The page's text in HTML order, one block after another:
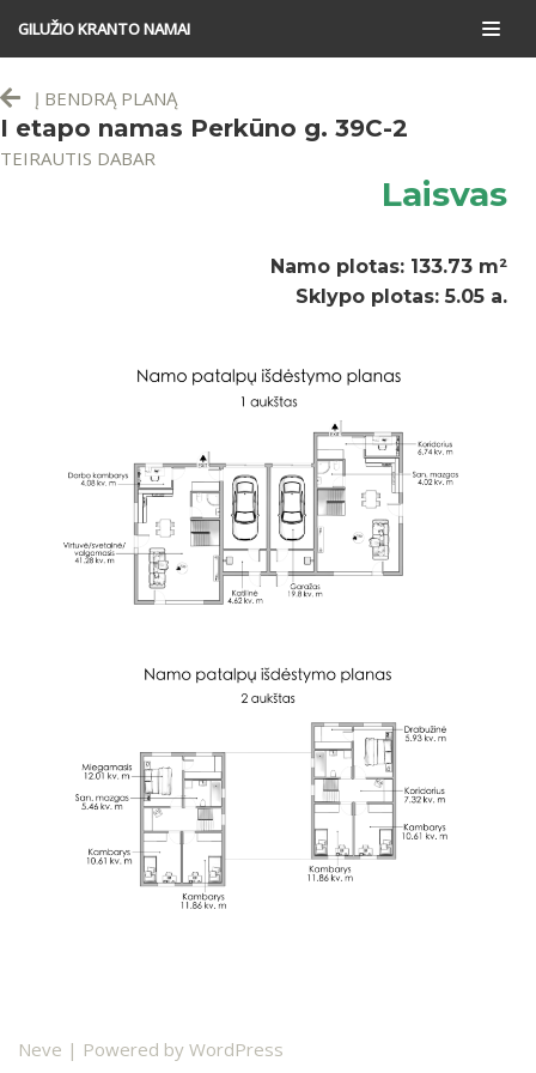
Skip
to
content
GILUŽIO KRANTO NAMAI
Į BENDRĄ PLANĄ
I etapo namas Perkūno g. 39C-2
TEIRAUTIS DABAR
Laisvas
Namo plotas: 133.73 m²
Sklypo plotas: 5.05 a.
Neve | Powered by WordPress